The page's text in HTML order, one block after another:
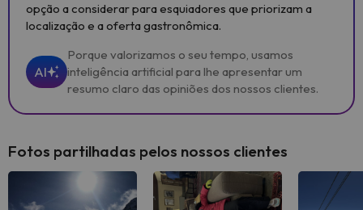
opção a considerar para esquiadores que priorizam a
localização e a oferta gastronômica.
AI
Porque valorizamos o seu tempo, usamos
inteligência artificial para lhe apresentar um
resumo claro das opiniões dos nossos clientes.
Fotos partilhadas pelos nossos clientes